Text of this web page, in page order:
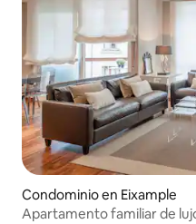
Condominio en Eixample
Apartamento familiar de